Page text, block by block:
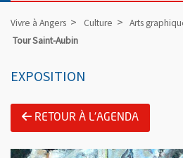
Vivre à Angers Culture
Arts
Tour Saint-Aubin
EXPOSITION
RETOUR À L'AGENDA